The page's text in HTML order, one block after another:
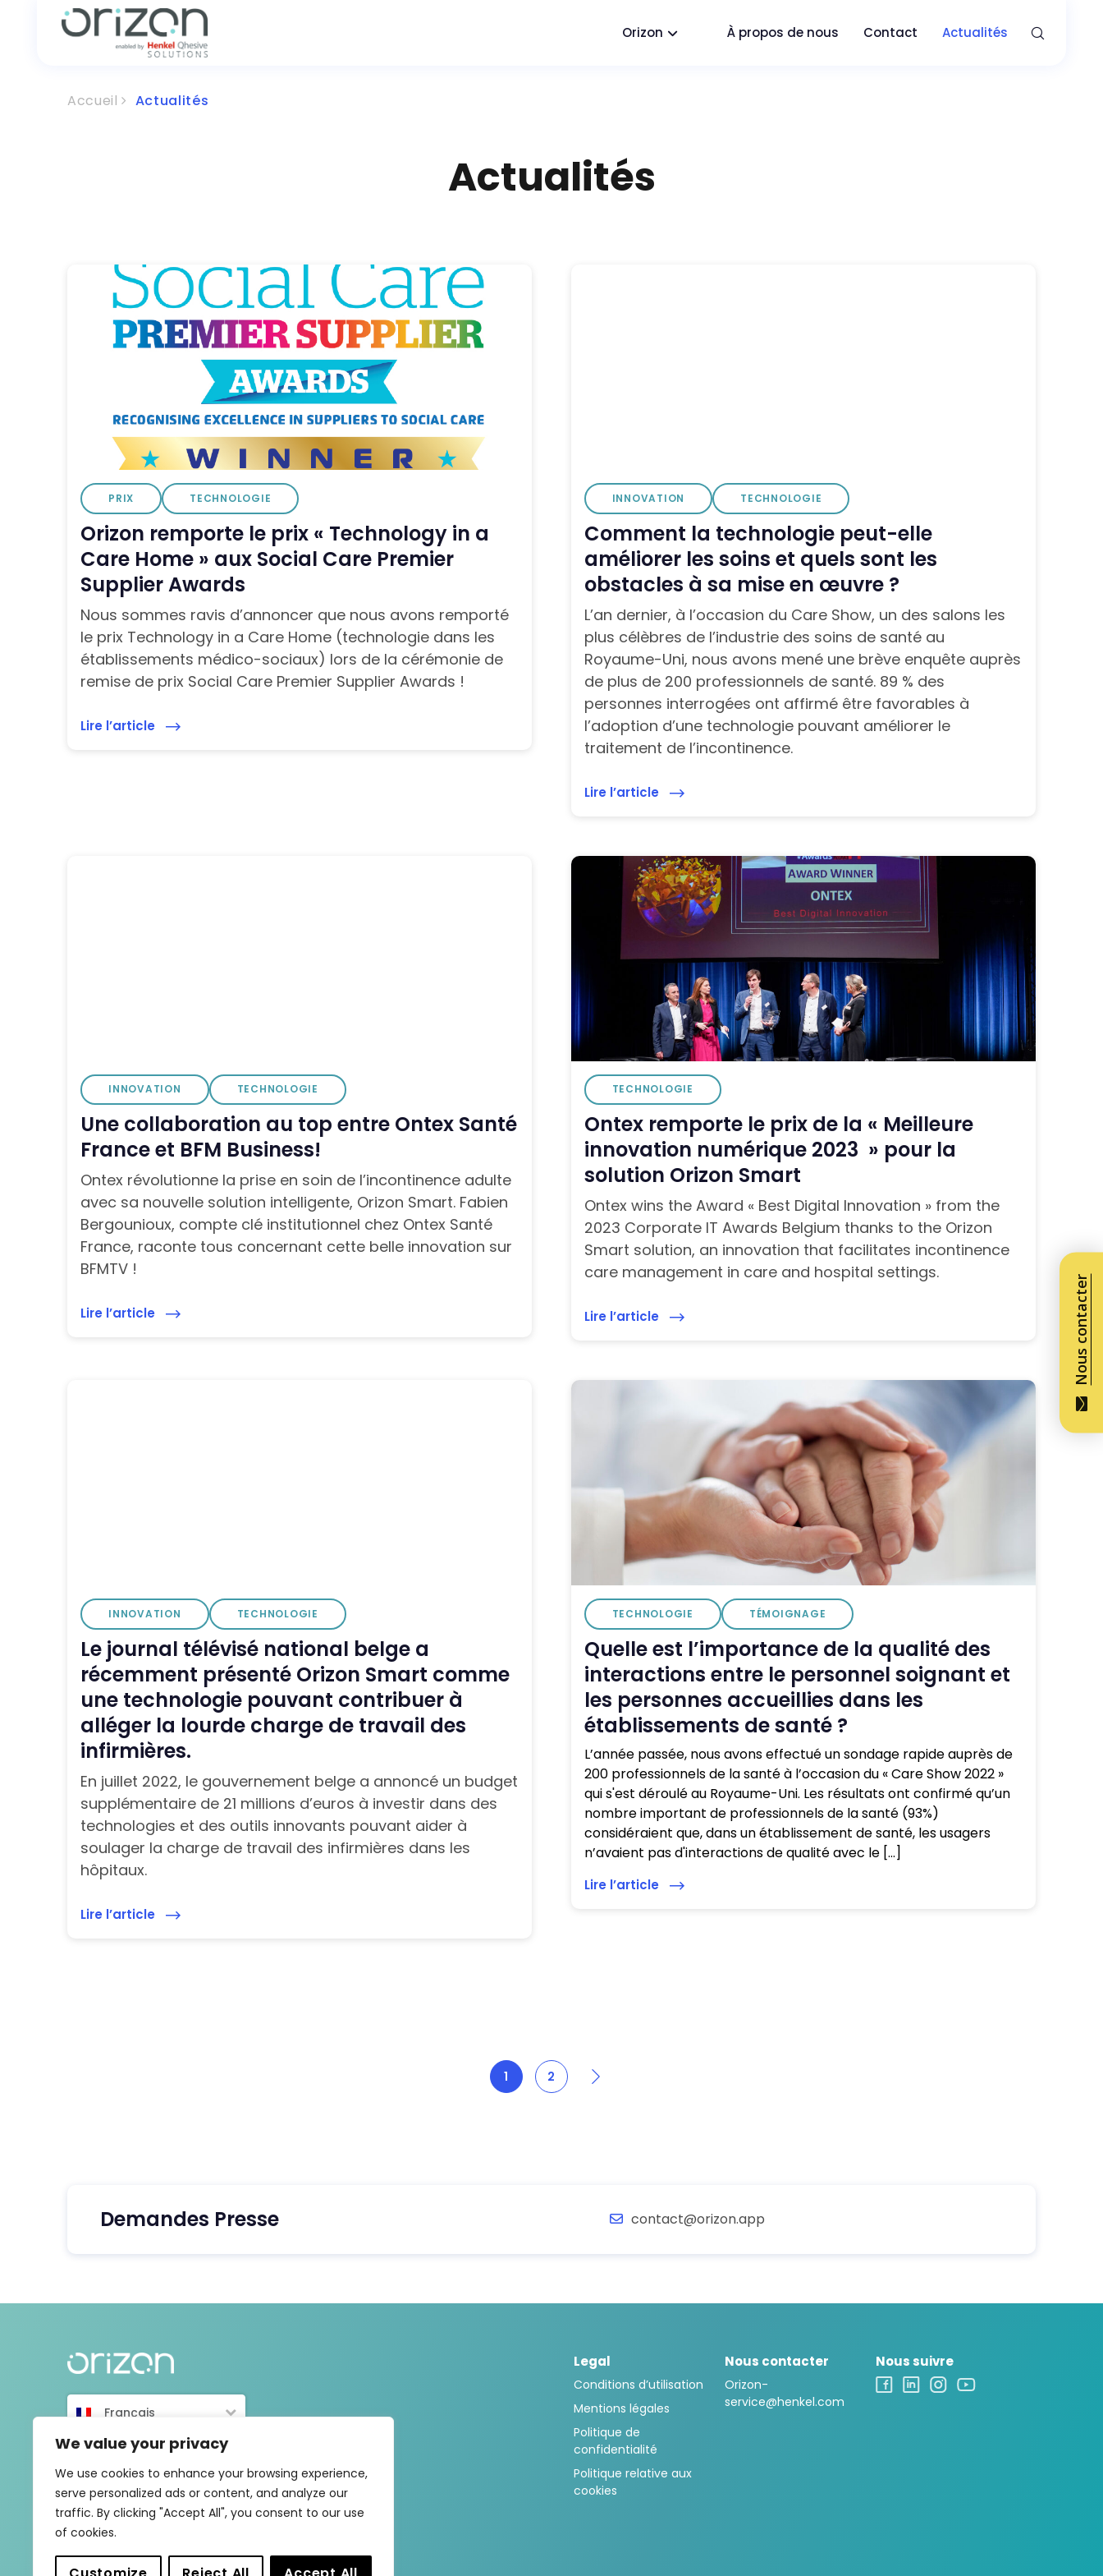
We value your privacy
We use cookies to enhance your browsing experience,
serve personalized ads or content, and analyze our
traffic. By clicking "Accept All", you consent to our use
of cookies.
Orizon À propos de nous Contact Actualités
Accueil Actualités
Actualités
PRIX TECHNOLOGIE
Orizon remporte le prix « Technology in a
Care Home » aux Social Care Premier
Supplier Awards
Nous sommes ravis d’annoncer que nous avons remporté
le prix Technology in a Care Home (technologie dans les
établissements médico-sociaux) lors de la cérémonie de
remise de prix Social Care Premier Supplier Awards !
Lire l’article
INNOVATION TECHNOLOGIE
Comment la technologie peut-elle
améliorer les soins et quels sont les
obstacles à sa mise en œuvre ?
L’an dernier, à l’occasion du Care Show, un des salons les
plus célèbres de l’industrie des soins de santé au
Royaume-Uni, nous avons mené une brève enquête auprès
de plus de 200 professionnels de santé. 89 % des
personnes interrogées ont affirmé être favorables à
l’adoption d’une technologie pouvant améliorer le
traitement de l’incontinence.
Lire l’article
INNOVATION TECHNOLOGIE
Une collaboration au top entre Ontex Santé
France et BFM Business!
Ontex révolutionne la prise en soin de l’incontinence adulte
avec sa nouvelle solution intelligente, Orizon Smart. Fabien
Bergounioux, compte clé institutionnel chez Ontex Santé
France, raconte tous concernant cette belle innovation sur
BFMTV !
Lire l’article
TECHNOLOGIE
Ontex remporte le prix de la « Meilleure
innovation numérique 2023 » pour la
solution Orizon Smart
Ontex wins the Award « Best Digital Innovation » from the
2023 Corporate IT Awards Belgium thanks to the Orizon
Smart solution, an innovation that facilitates incontinence
care management in care and hospital settings.
Lire l’article
INNOVATION TECHNOLOGIE
Le journal télévisé national belge a
récemment présenté Orizon Smart comme
une technologie pouvant contribuer à
alléger la lourde charge de travail des
infirmières.
En juillet 2022, le gouvernement belge a annoncé un budget
supplémentaire de 21 millions d’euros à investir dans des
technologies et des outils innovants pouvant aider à
soulager la charge de travail des infirmières dans les
hôpitaux.
Lire l’article
TECHNOLOGIE TÉMOIGNAGE
Quelle est l’importance de la qualité des
interactions entre le personnel soignant et
les personnes accueillies dans les
établissements de santé ?
L’année passée, nous avons effectué un sondage rapide auprès de
200 professionnels de la santé à l’occasion du « Care Show 2022 »
qui s'est déroulé au Royaume-Uni. Les résultats ont confirmé qu’un
nombre important de professionnels de la santé (93%)
considéraient que, dans un établissement de santé, les usagers
n’avaient pas d'interactions de qualité avec le [...]
Lire l’article
1 2
Demandes Presse contact@orizon.app
Français
Legal
Conditions d’utilisation
Mentions légales
Politique de
confidentialité
Politique relative aux
cookies
Nous contacter
Orizon-
service@henkel.com
Nous suivre
Nous contacter